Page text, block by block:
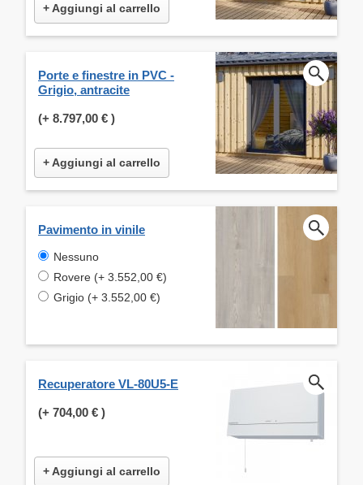
+ Aggiungi al carrello
Porte e finestre in PVC -
Grigio, antracite
(+ 8.797,00 € )
+ Aggiungi al carrello
Pavimento in vinile
Nessuno
Rovere (+ 3.552,00 €)
Grigio (+ 3.552,00 €)
Recuperatore VL-80U5-E
(+ 704,00 € )
+ Aggiungi al carrello